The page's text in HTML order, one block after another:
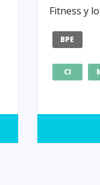
Fitness y
BPE
CI